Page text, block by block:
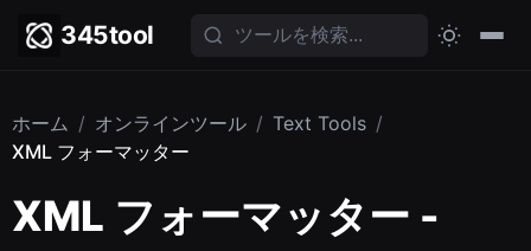
345tool
ホーム / オンラインツール / Text Tools /
XML フォーマッター
XML フォーマッター -